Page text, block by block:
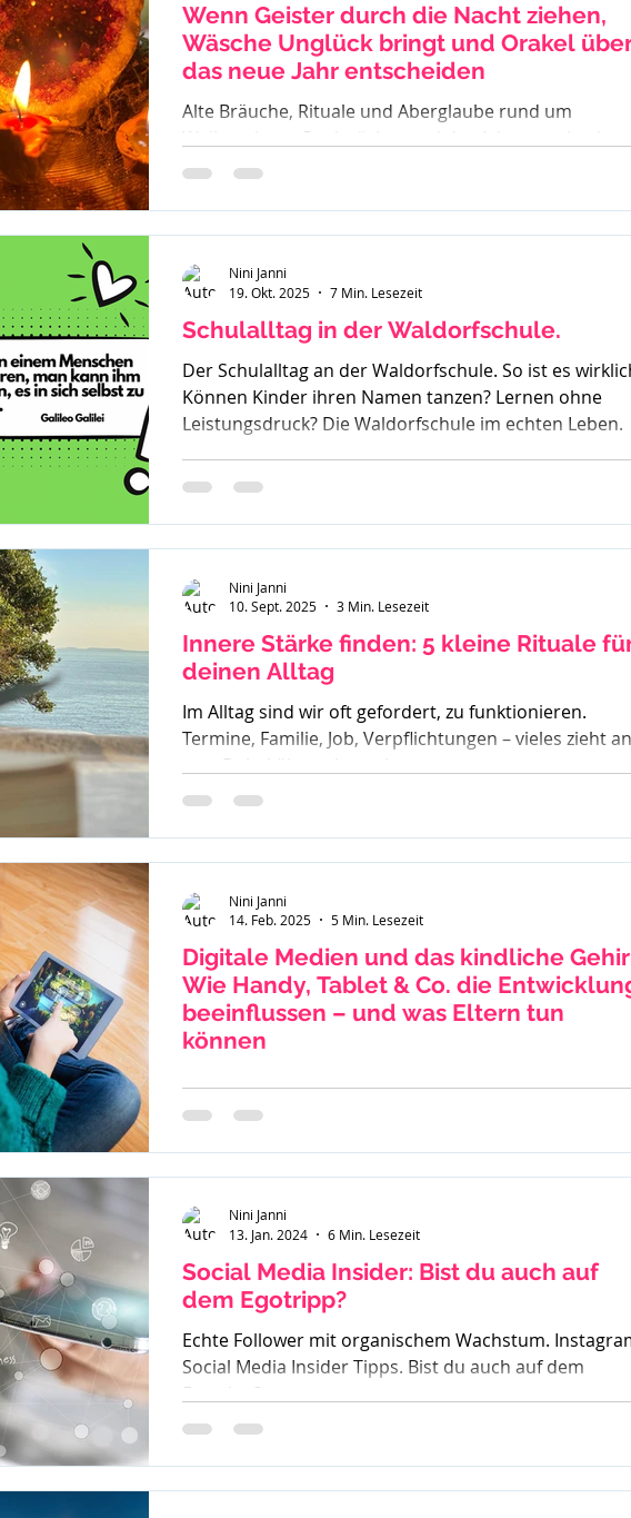
Wenn Geister durch die Nacht ziehen,
Wäsche Unglück bringt und Orakel
das neue Jahr entscheiden
Alte Bräuche, Rituale und Aberglaube rund um
Weihnachten, Rauhnächte und den Jahreswechsel –
warum früher vieles verboten war und was davon bis
Schulalltag in der Waldorfschule.
Der Schulalltag an der Waldorfschule. So ist es
Können Kinder ihren Namen tanzen? Lernen ohne
Leistungsdruck? Die Waldorfschule im echten Leben.
Nini Janni
19. Okt. 2025
7 Min. Lesezeit
Innere Stärke finden: 5 kleine Rituale
deinen Alltag
Im Alltag sind wir oft gefordert, zu funktionieren.
Termine, Familie, Job, Verpflichtungen – vieles zieht an
uns. Dabei übersehen wir...
Nini Janni
10. Sept. 2025
3 Min. Lesezeit
Digitale Medien und das kindliche
Wie Handy, Tablet & Co. die
beeinflussen – und was Eltern tun
können
Spielen ist für Kinder und Jugendliche im Alter von 8 bis
Nini Janni
14. Feb. 2025
5 Min. Lesezeit
Social Media Insider: Bist du auch auf
dem Egotripp?
Echte Follower mit organischem Wachstum.
Social Media Insider Tipps. Bist du auch auf dem
Egotripp?
Nini Janni
13. Jan. 2024
6 Min. Lesezeit